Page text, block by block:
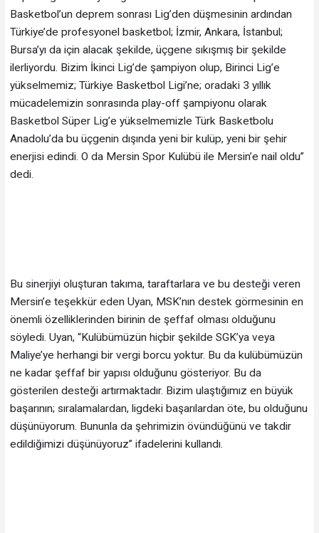
Basketbol’un deprem sonrası Lig’den düşmesinin ardından
Türkiye’de profesyonel basketbol; İzmir, Ankara, İstanbul;
Bursa’yı da için alacak şekilde, üçgene sıkışmış bir şekilde
ilerliyordu. Bizim İkinci Lig’de şampiyon olup, Birinci Lig’e
yükselmemiz; Türkiye Basketbol Ligi’ne; oradaki 3 yıllık
mücadelemizin sonrasında play-off şampiyonu olarak
Basketbol Süper Lig’e yükselmemizle Türk Basketbolu
Anadolu’da bu üçgenin dışında yeni bir kulüp, yeni bir şehir
enerjisi edindi. O da Mersin Spor Kulübü ile Mersin’e nail oldu”
dedi.
Bu sinerjiyi oluşturan takıma, taraftarlara ve bu desteği veren
Mersin’e teşekkür eden Uyan, MSK’nın destek görmesinin en
önemli özelliklerinden birinin de şeffaf olması olduğunu
söyledi. Uyan, “Kulübümüzün hiçbir şekilde SGK’ya veya
Maliye’ye herhangi bir vergi borcu yoktur. Bu da kulübümüzün
ne kadar şeffaf bir yapısı olduğunu gösteriyor. Bu da
gösterilen desteği artırmaktadır. Bizim ulaştığımız en büyük
başarının; sıralamalardan, ligdeki başarılardan öte, bu olduğunu
düşünüyorum. Bununla da şehrimizin övündüğünü ve takdir
edildiğimizi düşünüyoruz” ifadelerini kullandı.